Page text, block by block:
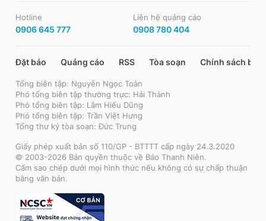
Hotline
0906 645 777
Liên hệ quảng cáo
0908 780 404
Đặt báo Quảng cáo RSS Tòa soạn Chính sách bảo
Tổng biên tập: Nguyễn Ngọc Toàn
Phó tổng biên tập thường trực: Hải Thành
Phó tổng biên tập: Lâm Hiếu Dũng
Phó tổng biên tập: Trần Việt Hưng
Tổng thư ký tòa soạn: Đức Trung
Giấy phép xuất bản số 110/GP - BTTTT cấp ngày 24.3.2020
© 2003-2026 Bản quyền thuộc về Báo Thanh Niên.
Cấm sao chép dưới mọi hình thức nếu không có sự chấp thuận
bằng văn bản.